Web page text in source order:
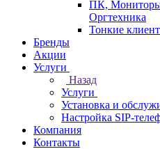
ПК,
Оргтехника
Тонкие
Бренды
Акции
Услуги
Назад
Услуги
Установка и
Настройка SIP-
Компания
Контакты